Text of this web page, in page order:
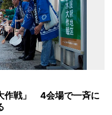
作戦」 4会場で一斉に